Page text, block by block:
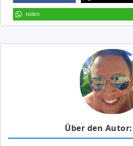
teilen
Über den